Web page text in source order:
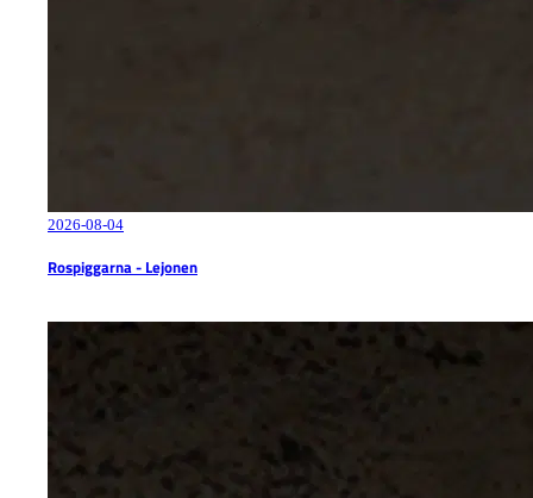
2026-08-04
Rospiggarna - Lejonen